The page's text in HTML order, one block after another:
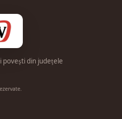
povești din județele